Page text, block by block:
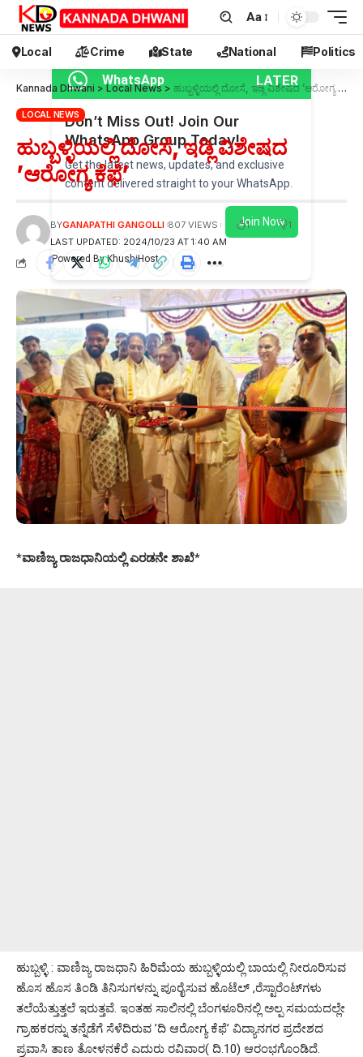
Aa
Local Crime State National Politics
Kannada Dhwani >Local News> ಹುಬ್ಬಳ್ಳಿಯಲ್ಲಿ ದೋಸೆ, ಇಡ್ಲಿ ವಿಶೇಷದ ’ಆರೋಗ್ಯ ಕೆಫೆ’
LOCAL NEWS
ಹುಬ್ಬಳ್ಳಿಯಲ್ಲಿ ದೋಸೆ, ಇಡ್ಲಿ ವಿಶೇಷದ
’ಆರೋಗ್ಯ ಕೆಫೆ’
LAST UPDATED: 2024/10/23 AT 1:40 AM
BYGANAPATHI GANGOLLI 807 VIEWS 1 1
*ವಾಣಿಜ್ಯ ರಾಜಧಾನಿಯಲ್ಲಿ ಎರಡನೇ ಶಾಖೆ*
ಹುಬ್ಬಳ್ಳಿ : ವಾಣಿಜ್ಯ ರಾಜಧಾನಿ ಹಿರಿಮೆಯ ಹುಬ್ಬಳ್ಳಿಯಲ್ಲಿ ಬಾಯಲ್ಲಿ ನೀರೂರಿಸುವ
ಹೊಸ ಹೊಸ ತಿಂಡಿ ತಿನಿಸುಗಳನ್ನು ಪೂರೈಸುವ ಹೊಟೆಲ್ ,ರೆಸ್ಟಾರೆಂಟ್‌ಗಳು
ತಲೆಯೆತ್ತುತ್ತಲೆ ಇರುತ್ತವೆ. ಇಂತಹ ಸಾಲಿನಲ್ಲಿ ಬೆಂಗಳೂರಿನಲ್ಲಿ ಅಲ್ಪ ಸಮಯದಲ್ಲೇ
ಗ್ರಾಹಕರನ್ನು ತನ್ನೆಡೆಗೆ ಸೆಳೆದಿರುವ ’ದಿ ಆರೋಗ್ಯ ಕೆಫೆ’ ವಿದ್ಯಾನಗರ ಪ್ರದೇಶದ
ಪ್ರವಾಸಿ ತಾಣ ತೋಳನಕೆರೆ ಎದುರು ರವಿವಾರ( ದಿ.10) ಆರಂಭಗೊಂಡಿದೆ.
WhatsApp LATER
Don’t Miss Out! Join Our
WhatsApp Group Today!
Get the latest news, updates, and exclusive
content delivered straight to your WhatsApp.
Join Now
Powered By KhushiHost